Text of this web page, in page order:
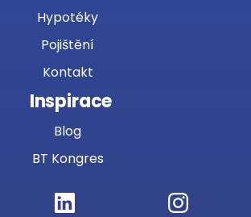
Hypotéky
Pojištění
Kontakt
Inspirace
Blog
BT Kongres